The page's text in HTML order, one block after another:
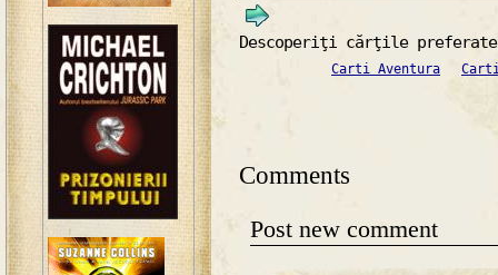
Descoperiţi cărţile
Carti Aventura
Comments
Post new comment